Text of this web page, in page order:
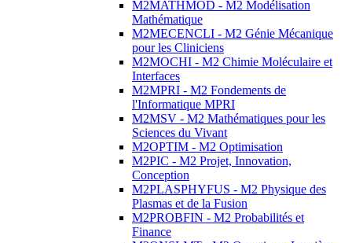
M2MATHMOD - M2 Modélisation
Mathématique
M2MECENCLI - M2 Génie Mécanique
pour les Cliniciens
M2MOCHI - M2 Chimie Moléculaire et
Interfaces
M2MPRI - M2 Fondements de
l'Informatique MPRI
M2MSV - M2 Mathématiques pour les
Sciences du Vivant
M2OPTIM - M2 Optimisation
M2PIC - M2 Projet, Innovation,
Conception
M2PLASPHYFUS - M2 Physique des
Plasmas et de la Fusion
M2PROBFIN - M2 Probabilités et
Finance